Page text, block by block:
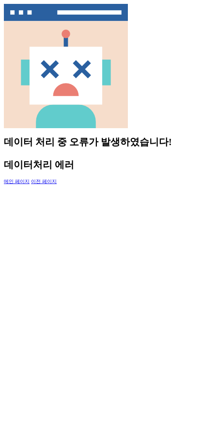
데이터 처리 중 오류가 발생하였습니다!
데이터처리 에러
메인 페이지 이전 페이지